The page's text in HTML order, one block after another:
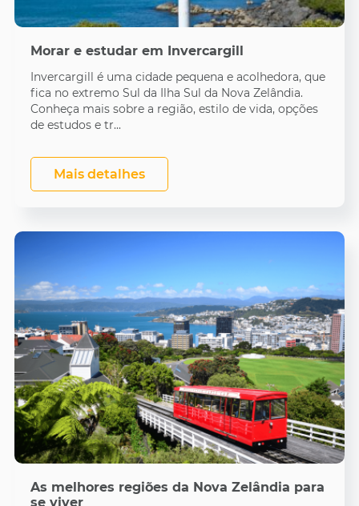
Morar e estudar em Invercargill
Invercargill é uma cidade pequena e acolhedora, que
fica no extremo Sul da Ilha Sul da Nova Zelândia.
Conheça mais sobre a região, estilo de vida, opções
de estudos e tr...
Mais detalhes
As melhores regiões da Nova Zelândia para
se viver